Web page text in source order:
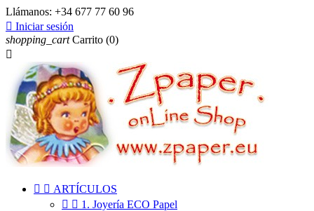
Llámanos: +34 677 77 60 96
 Iniciar sesión
shopping_cart Carrito (0)

  ARTÍCULOS
  1. Joyería ECO Papel